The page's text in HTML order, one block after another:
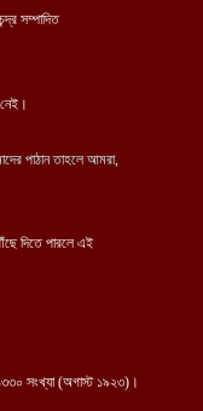
সম্পাদিত
পাঠান তাহলে আমরা,
দিতে পারলে এই
সংখ্যা (অগাস্ট ১৯২৩)।